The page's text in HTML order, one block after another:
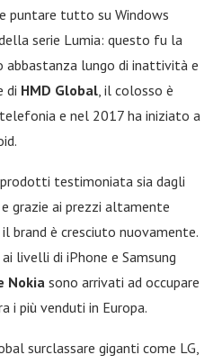
puntare tutto su Windows
serie Lumia: questo fu la
abbastanza lungo di inattività e
di HMD Global, il colosso è
e nel 2017 ha iniziato a
testimoniata sia dagli
grazie ai prezzi altamente
brand è cresciuto nuovamente.
livelli di iPhone e Samsung
Nokia sono arrivati ad occupare
i più venduti in Europa.
surclassare giganti come LG,